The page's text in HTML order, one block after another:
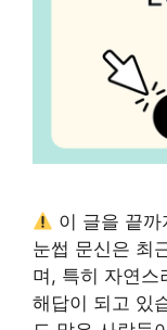
이 글을 끝
눈썹 문신은 최
며, 특히 자연스
해답이 되고 있